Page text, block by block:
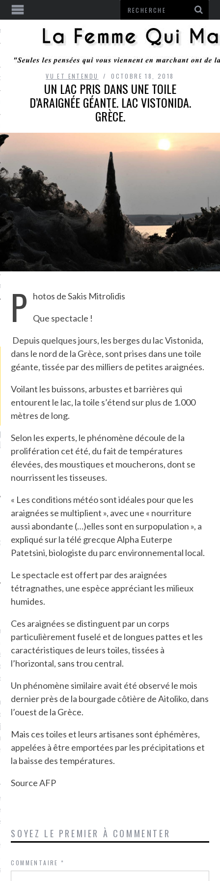
RESTER
MONROZIER
ARCACHON
ATTACHÉS À LA
DE L’AMBASSADE
À PARIS. POURQUOI
? POUR QUI ?
UN GRONDIN FOURRÉ AUX
CHAMPIGNONS ET AUX
LARDONS DANS LA HALLE
DE DAX. ET POURQUOI PAS
MES DERNIERS
SUR FACEBOOK
QUI MARCHE
journaliste à France
toujours aimé marcher.
conquis mais en
Je ne suis pas une
je le garde pour ce
je sens, j’entends, je
goûte et ceux que je
! Marcheuse des villes,
des ruines et des
qui Marche: pousseuse
ou pas. Mais
pas d’interdit. Vélo,
bateau…
incite à un autre regard
VU ET ENTENDU OCTOBRE 18, 2018
UN LAC PRIS DANS UNE TOILE
D’ARAIGNÉE GÉANTE. LAC VISTONIDA.
GRÈCE.
P hotos de Sakis Mitrolidis
Que spectacle !
Depuis quelques jours, les berges du lac Vistonida,
dans le nord de la Grèce, sont prises dans une toile
géante, tissée par des milliers de petites araignées.
Voilant les buissons, arbustes et barrières qui
entourent le lac, la toile s’étend sur plus de 1.000
mètres de long.
Selon les experts, le phénomène découle de la
prolifération cet été, du fait de températures
élevées, des moustiques et moucherons, dont se
nourrissent les tisseuses.
« Les conditions météo sont idéales pour que les
araignées se multiplient », avec une « nourriture
aussi abondante (…)elles sont en surpopulation », a
expliqué sur la télé grecque Alpha Euterpe
Patetsini, biologiste du parc environnemental local.
Le spectacle est offert par des araignées
tétragnathes, une espèce appréciant les milieux
humides.
Ces araignées se distinguent par un corps
particulièrement fuselé et de longues pattes et les
caractéristiques de leurs toiles, tissées à
l’horizontal, sans trou central.
Un phénomène similaire avait été observé le mois
dernier près de la bourgade côtière de Aitoliko, dans
l’ouest de la Grèce.
Mais ces toiles et leurs artisanes sont éphémères,
appelées à être emportées par les précipitations et
la baisse des températures.
Source AFP
SOYEZ LE PREMIER À COMMENTER
COMMENTAIRE*